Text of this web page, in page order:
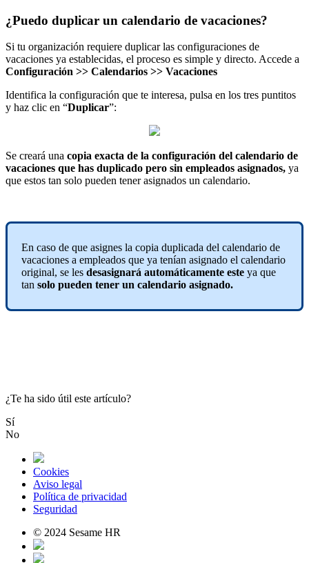
¿Puedo duplicar un calendario de vacaciones?
Si tu organización requiere duplicar las configuraciones de
vacaciones ya establecidas, el proceso es simple y directo. Accede a
Configuración >> Calendarios >> Vacaciones
Identifica la configuración que te interesa, pulsa en los tres puntitos
y haz clic en “Duplicar”:
Se creará una copia exacta de la configuración del calendario de
vacaciones que has duplicado pero sin empleados asignados, ya
que estos tan solo pueden tener asignados un calendario.
En caso de que asignes la copia duplicada del calendario de
vacaciones a empleados que ya tenían asignado el calendario
original, se les desasignará automáticamente este ya que
tan solo pueden tener un calendario asignado.
¿Te ha sido útil este artículo?
Sí
No
Cookies
Aviso legal
Política de privacidad
Seguridad
© 2024 Sesame HR